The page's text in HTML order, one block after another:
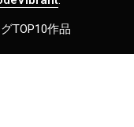
TOP10作品